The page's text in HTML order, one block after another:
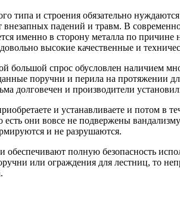
типа и строения обязательно
падений и травм. В
именно в сторону металла по
высокие качественные и
большой спрос обусловлен наличием
поручни и перила на протяжении
долговечен и производители
и устанавливаете и потом в
они вовсе не подвержены
и не разрушаются.
полную безопасность
или ограждения для лестниц, то